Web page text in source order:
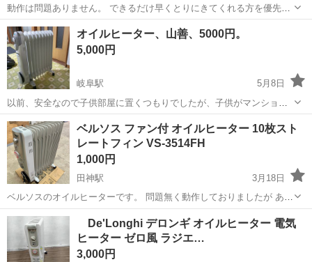
動作は問題ありません。 できるだけ早くとりにきてくれる方を優先さ
せていただきます。 よろしくおねがいします。
岐阜 岐阜市 六軒駅 季節、空調家電 デロンギ
オイルヒーター、山善、5000円。
5,000円
岐阜駅
5月8日
以前、安全なので子供部屋に置くつもりでしたが、子供がマンション
に越したため、ほとんと使用せず放置してありました。 2.5万円で購入
したものです。 詳しくは、写真をご参照ください。 お年寄りや、小さ
な子供、ペットの部屋に...
岐阜 岐阜市 季節、空調家電 山善
ベルソス ファン付 オイルヒーター 10枚スト
レートフィン VS-3514FH
1,000円
田神駅
3月18日
ベルソスのオイルヒーターです。 問題無く動作しておりましたが あま
り使わなかったため出品いたします。
岐阜 岐阜市 季節、空調家電
De'Longhi デロンギ オイルヒーター 電気
ヒーター ゼロ風 ラジエ…
3,000円